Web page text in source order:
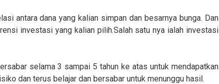
antara dana yang kalian simpan dan besarnya bunga. Dan
investasi yang kalian pilih.Salah satu nya ialah investasi
selama 3 sampai 5 tahun ke atas untuk mendapatkan
dan terus belajar dan bersabar untuk menunggu hasil.